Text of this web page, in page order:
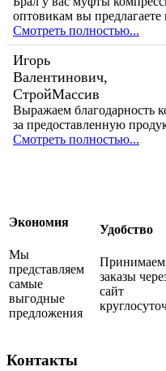
оптовикам вы
Смотреть полностью...
Игорь
Валентинович,
СтройМассив
Выражаем
за предоставленную
Смотреть полностью...
Экономия
Мы
представляем
самые
выгодные
предложения
Удобство
Принимаем
заказы
сайт
Контакты